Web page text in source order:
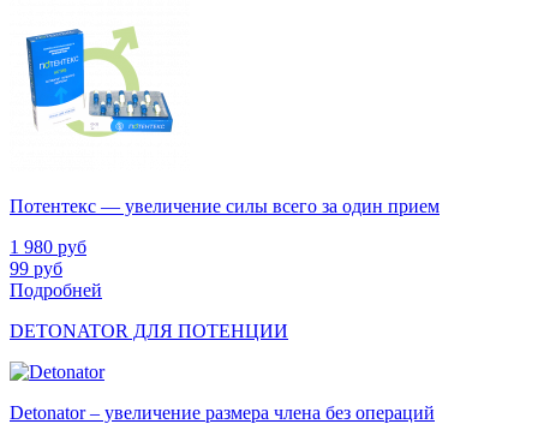
Потентекс — увеличение силы всего за один прием
1 980 руб
99 руб
Подробней
DETONATOR ДЛЯ ПОТЕНЦИИ
Detonator – увеличение размера члена без операций